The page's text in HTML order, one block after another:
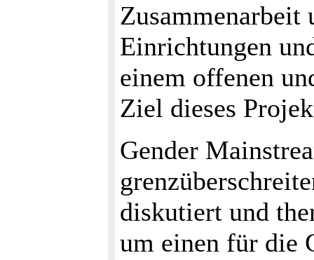
Einrichtungen
einem offenen
Ziel dieses
Gender
diskutiert und
um einen für die